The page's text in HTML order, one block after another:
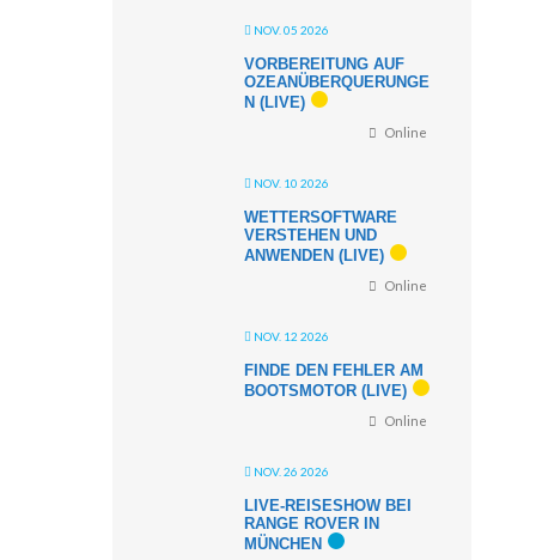
NOV. 05 2026
VORBEREITUNG AUF
OZEANÜBERQUERUNGE
N (LIVE)
Online
NOV. 10 2026
WETTERSOFTWARE
VERSTEHEN UND
ANWENDEN (LIVE)
Online
NOV. 12 2026
FINDE DEN FEHLER AM
BOOTSMOTOR (LIVE)
Online
NOV. 26 2026
LIVE-REISESHOW BEI
RANGE ROVER IN
MÜNCHEN